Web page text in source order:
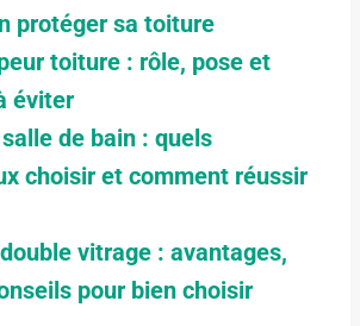
protéger sa toiture
toiture : rôle, pose et
éviter
de bain : quels
choisir et comment réussir
vitrage : avantages,
pour bien choisir